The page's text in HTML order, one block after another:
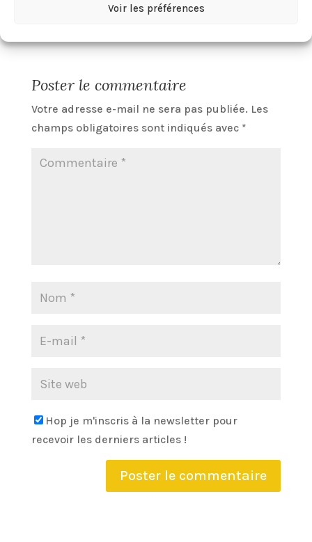
Voir les préférences
Poster le commentaire
Votre adresse e-mail ne sera pas publiée. Les
champs obligatoires sont indiqués avec *
Hop je m'inscris à la newsletter pour
recevoir les derniers articles !